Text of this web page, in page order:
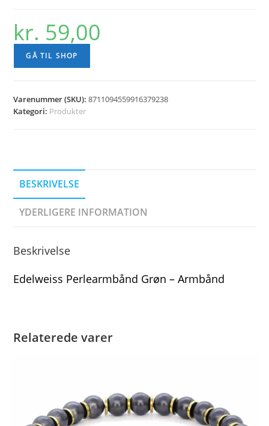
kr. 59,00
GÅ TIL SHOP
Varenummer (SKU):8711094559916379238
Kategori: Produkter
BESKRIVELSE
YDERLIGERE INFORMATION
Beskrivelse
Edelweiss Perlearmbånd Grøn – Armbånd
Relaterede varer